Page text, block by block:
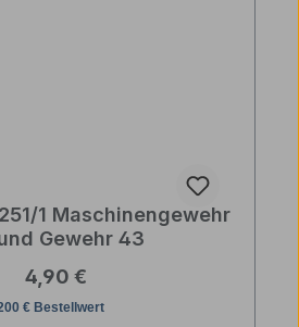
1 Maschinengewehr
Gewehr 43
Regulärer Preis:
4,90 €